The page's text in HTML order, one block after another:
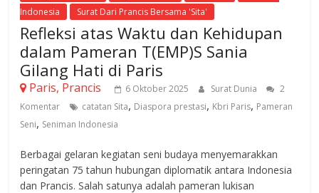
Indonesia
Surat Dari Prancis Bersama 'Sita'
Refleksi atas Waktu dan Kehidupan
dalam Pameran T(EMP)S Sania
Gilang Hati di Paris
Paris, Prancis 6 Oktober 2025 Surat Dunia
2
Komentar
catatan Sita, Diaspora prestasi, Kbri Paris, Pameran
Seni, Seniman Indonesia
Berbagai gelaran kegiatan seni budaya menyemarakkan
peringatan 75 tahun hubungan diplomatik antara Indonesia
dan Prancis. Salah satunya adalah pameran lukisan